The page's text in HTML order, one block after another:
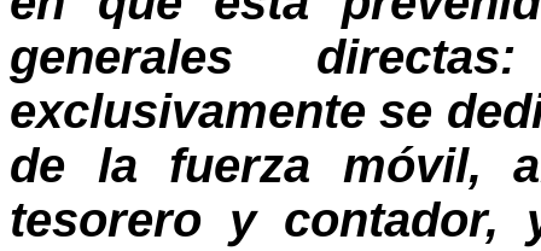
generales
exclusivamente se
de la fuerza móvil,
tesorero y contador,